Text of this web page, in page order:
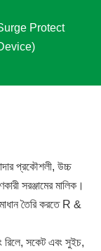
Protect
Device)
প্রকৌশলী, উচ্চ
সরঞ্জামের মালিক।
তৈরি করতে R &
রিলে, সকেট এবং সুইচ,